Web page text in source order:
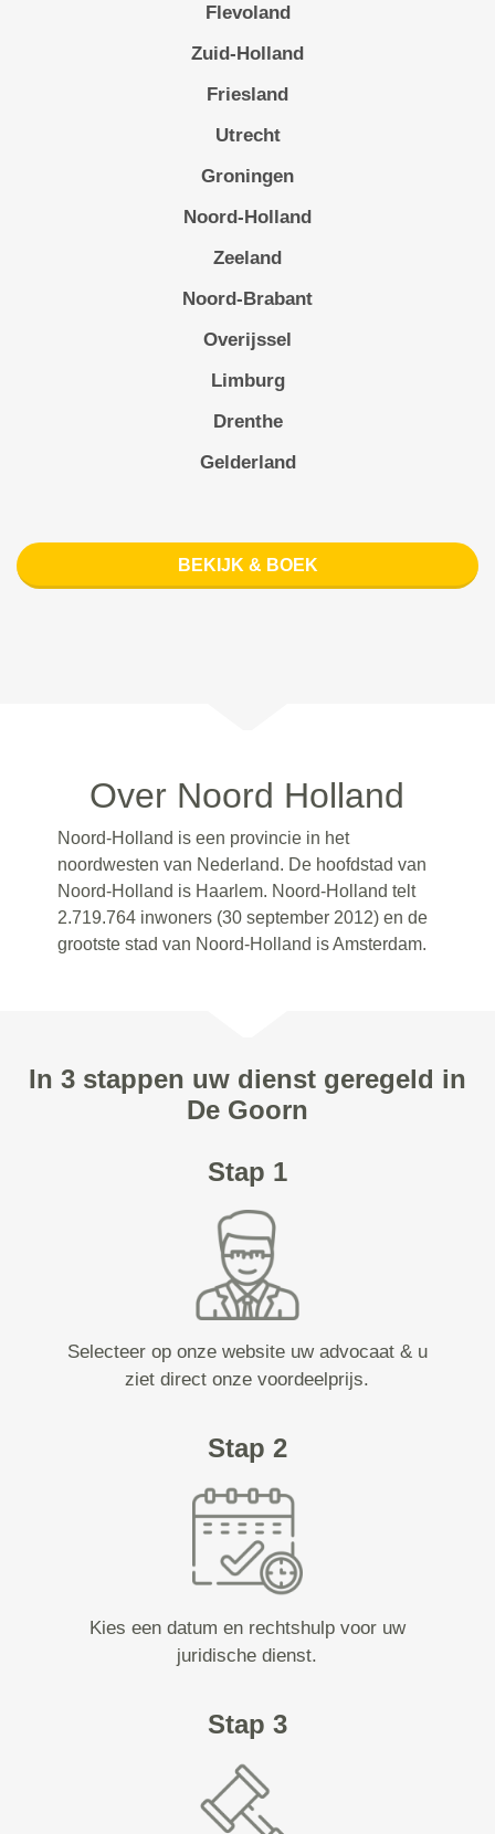
Flevoland
Zuid-Holland
Friesland
Utrecht
Groningen
Noord-Holland
Zeeland
Noord-Brabant
Overijssel
Limburg
Drenthe
Gelderland
BEKIJK & BOEK
Over Noord Holland
Noord-Holland is een provincie in het
noordwesten van Nederland. De hoofdstad van
Noord-Holland is Haarlem. Noord-Holland telt
2.719.764 inwoners (30 september 2012) en de
grootste stad van Noord-Holland is Amsterdam.
In 3 stappen uw dienst geregeld in
De Goorn
Stap 1
Selecteer op onze website uw advocaat & u
ziet direct onze voordeelprijs.
Stap 2
Kies een datum en rechtshulp voor uw
juridische dienst.
Stap 3